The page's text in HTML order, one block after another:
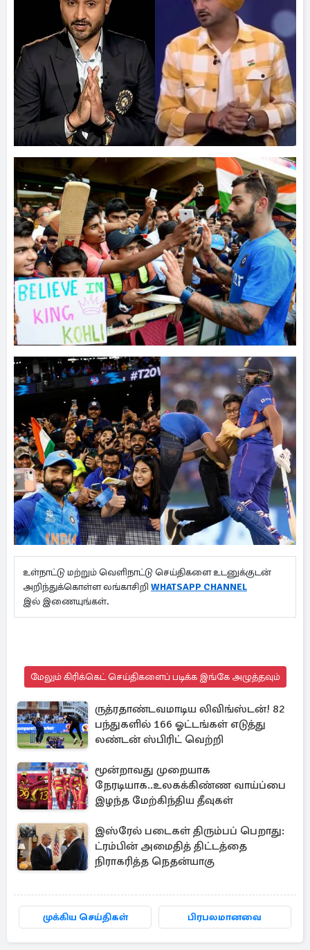
உள்நாட்டு மற்றும் வெளிநாட்டு செய்திகளை உடனுக்குடன்
அறிந்துக்கொள்ள லங்காசிறி WHATSAPP CHANNEL
இல் இணையுங்கள்.
மேலும் கிரிக்கெட் செய்திகளைப் படிக்க இங்கே அழுத்தவும்
ருத்ரதாண்டவமாடிய லிவிங்ஸ்டன்! 82
பந்துகளில் 166 ஓட்டங்கள் எடுத்து
லண்டன் ஸ்பிரிட் வெற்றி
மூன்றாவது முறையாக
நேரடியாக..உலகக்கிண்ண வாய்ப்பை
இழந்த மேற்கிந்திய தீவுகள்
இஸ்ரேல் படைகள் திரும்பப் பெறாது:
ட்ரம்பின் அமைதித் திட்டத்தை
நிராகரித்த நெதன்யாகு
முக்கிய செய்திகள் பிரபலமானவை